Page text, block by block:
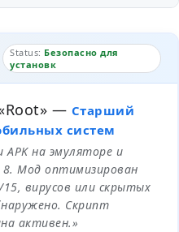
Status: Безопасно для
установк
— Старший
систем
на эмуляторе и
8. Мод оптимизирован
вирусов или скрытых
Скрипт
активен.»